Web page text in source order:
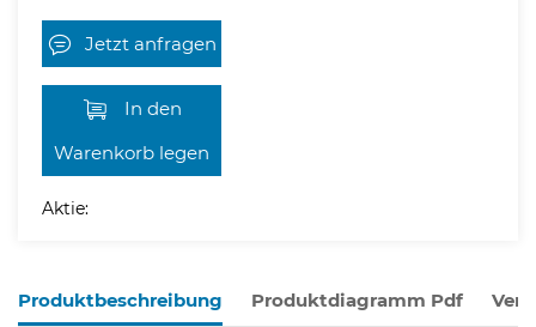
Jetzt anfragen
In den
Warenkorb legen
Aktie:
Produktbeschreibung Produktdiagramm Pdf